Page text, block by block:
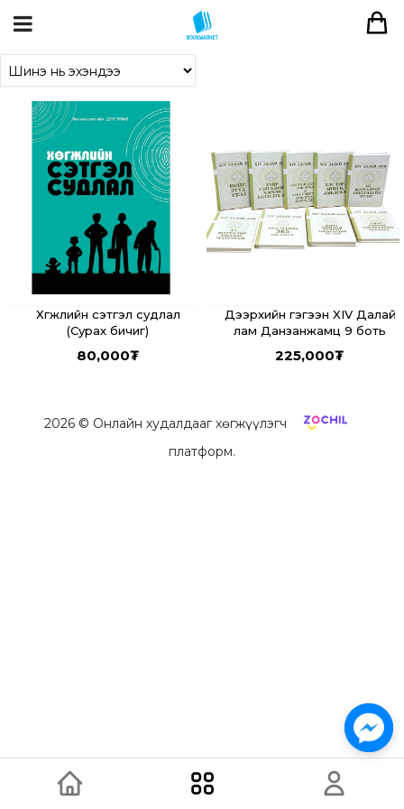
Хөгжлийн сэтгэл судлал
(Сурах бичиг)
80,000₮
Дээрхийн гэгээн XIV Далай
лам Данзанжамц 9 боть
225,000₮
2026© Онлайн худалдааг хөгжүүлэгч
платформ.